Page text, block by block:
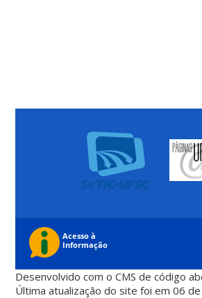
Desenvolvido com o CMS de código
Última atualização do site foi em 06